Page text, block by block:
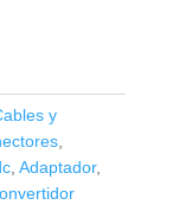
y
,
, Adaptador,